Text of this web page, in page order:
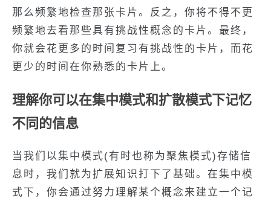
那么频繁地检查那张卡片。反之，你将不得不更
频繁地去看那些具有挑战性概念的卡片。最终，
你就会花更多的时间复习有挑战性的卡片，而花
更少的时间在你熟悉的卡片上。
理解你可以在集中模式和扩散模式下记忆
不同的信息
当我们以集中模式(有时也称为聚焦模式)存储信
息时，我们就为扩展知识打下了基础。在集中模
式下，你会通过努力理解某个概念来建立一个记